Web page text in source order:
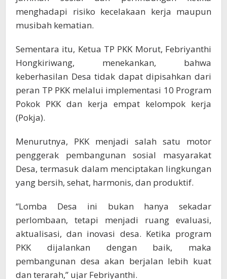
menghadapi risiko kecelakaan kerja maupun
musibah kematian.
Sementara itu, Ketua TP PKK Morut, Febriyanthi
Hongkiriwang, menekankan, bahwa
keberhasilan Desa tidak dapat dipisahkan dari
peran TP PKK melalui implementasi 10 Program
Pokok PKK dan kerja empat kelompok kerja
(Pokja).
Menurutnya, PKK menjadi salah satu motor
penggerak pembangunan sosial masyarakat
Desa, termasuk dalam menciptakan lingkungan
yang bersih, sehat, harmonis, dan produktif.
“Lomba Desa ini bukan hanya sekadar
perlombaan, tetapi menjadi ruang evaluasi,
aktualisasi, dan inovasi desa. Ketika program
PKK dijalankan dengan baik, maka
pembangunan desa akan berjalan lebih kuat
dan terarah,” ujar Febriyanthi.